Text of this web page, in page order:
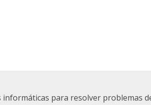
para resolver problemas